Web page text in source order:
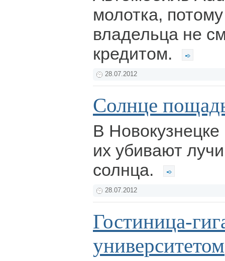
молотка, потому
владельца не
кредитом.
28.07.2012
Солнце
В
их убивают
солнца.
28.07.2012
Гостиница-
университетом